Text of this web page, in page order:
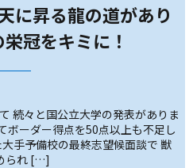
に昇る龍の道があり
冠をキミに！
続々と国公立大学の発表がありま
ボーダー得点を50点以上も不足し
手予備校の最終志望候面談で 獣
られ […]